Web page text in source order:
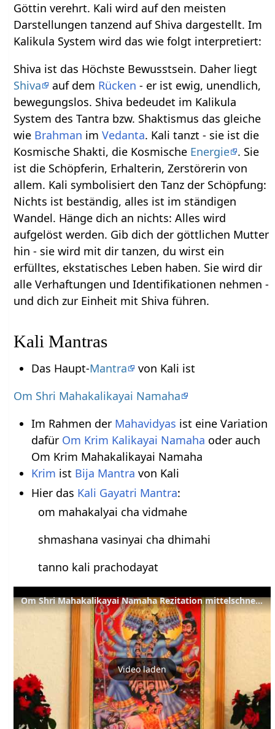
Göttin verehrt. Kali wird auf den meisten
Darstellungen tanzend auf Shiva dargestellt. Im
Kalikula System wird das wie folgt interpretiert:
Shiva ist das Höchste Bewusstsein. Daher liegt
Shiva
auf dem Rücken - er ist ewig, unendlich,
bewegungslos. Shiva bedeudet im Kalikula
System des Tantra bzw. Shaktismus das gleiche
wie Brahman imVedanta. Kali tanzt - sie ist die
Kosmische Shakti, die Kosmische Energie . Sie
ist die Schöpferin, Erhalterin, Zerstörerin von
allem. Kali symbolisiert den Tanz der Schöpfung:
Nichts ist beständig, alles ist im ständigen
Wandel. Hänge dich an nichts: Alles wird
aufgelöst werden. Gib dich der göttlichen Mutter
hin - sie wird mit dir tanzen, du wirst ein
erfülltes, ekstatisches Leben haben. Sie wird dir
alle Verhaftungen und Identifikationen nehmen -
und dich zur Einheit mit Shiva führen.
Kali Mantras
Das Haupt-Mantra
von Kali ist
Om Shri Mahakalikayai Namaha
Im Rahmen der Mahavidyas ist eine Variation
dafür Om Krim Kalikayai Namaha oder auch
Om Krim Mahakalikayai Namaha
Krim ist Bija Mantra von Kali
Hier das Kali Gayatri Mantra:
om mahakalyai cha vidmahe
shmashana vasinyai cha dhimahi
tanno kali prachodayat
Om Shri Mahakalikayai Namaha Rezitation mittelschnelles Mantra Japa
Video laden